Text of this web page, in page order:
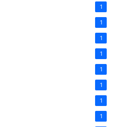
1
1
1
1
1
1
1
1